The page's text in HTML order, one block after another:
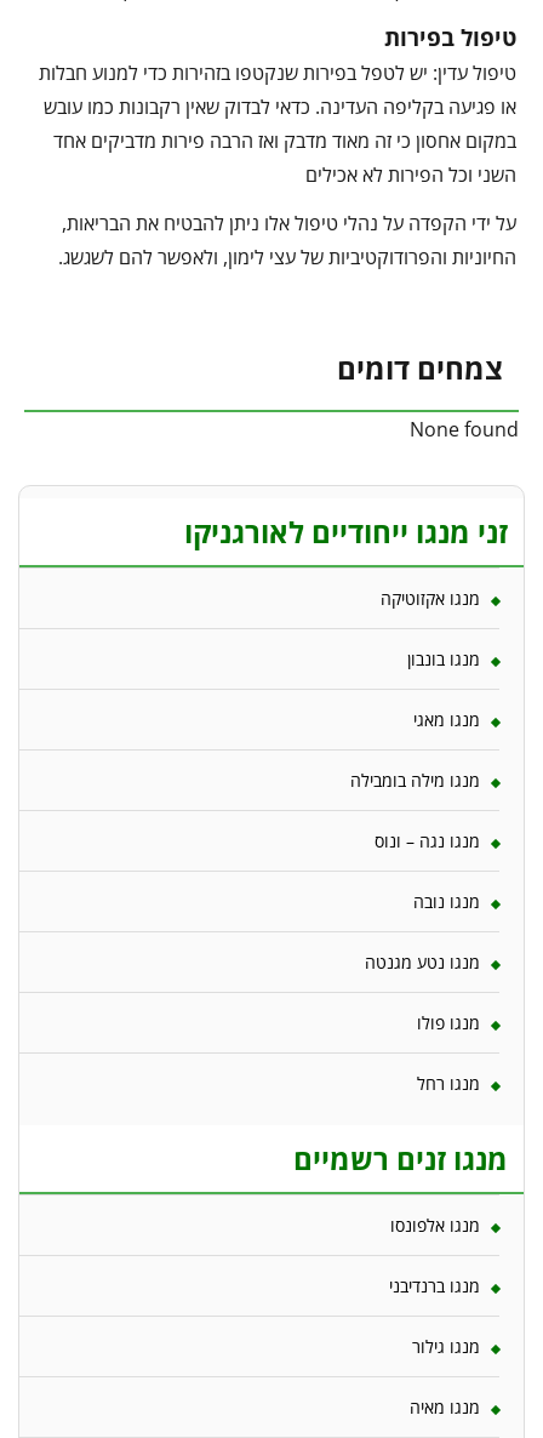
טיפול בפירות
טיפול עדין: יש לטפל בפירות שנקטפו בזהירות כדי למנוע חבלות
או פגיעה בקליפה העדינה. כדאי לבדוק שאין רקבונות כמו עובש
במקום אחסון כי זה מאוד מדבק ואז הרבה פירות מדביקים אחד
השני וכל הפירות לא אכילים
על ידי הקפדה על נהלי טיפול אלו ניתן להבטיח את הבריאות,
החיוניות והפרודוקטיביות של עצי לימון, ולאפשר להם לשגשג.
צמחים דומים
None found
זני מנגו ייחודיים לאורגניקו
מנגו אקזוטיקה
מנגו בונבון
מנגו מאגי
מנגו מילה בומבילה
מנגו נגה – ונוס
מנגו נובה
מנגו נטע מגנטה
מנגו פולו
מנגו רחל
מנגו זנים רשמיים
מנגו אלפונסו
מנגו ברנדיבני
מנגו גילור
מנגו מאיה